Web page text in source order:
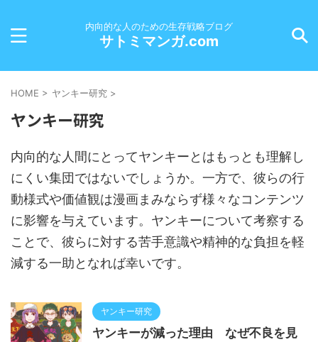
内向的な人のための生存戦略ブログ
サトミマンガ.com
HOME > ヤンキー研究 >
ヤンキー研究
内向的な人間にとってヤンキーとはもっとも理解し
にくい集団ではないでしょうか。一方で、彼らの行
動様式や価値観は漫画まみならず様々なコンテンツ
に影響を与えています。ヤンキーについて考察する
ことで、彼らに対する苦手意識や精神的な負担を軽
減する一助となれば幸いです。
ヤンキー研究
ヤンキーが減った理由 なぜ不良を見